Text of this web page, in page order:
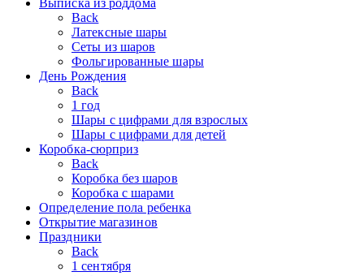
Back
Латексные шары
Сеты из шаров
Фольгированные шары
День Рождения
Back
1 год
Шары с цифрами для взрослых
Шары с цифрами для детей
Коробка-сюрприз
Back
Коробка без шаров
Коробка с шарами
Определение пола ребенка
Открытие магазинов
Праздники
Back
1 сентября